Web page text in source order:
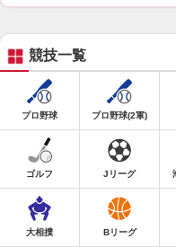
競技一覧
プロ野球 プロ野球(2軍)
ゴルフ Jリーグ
大相撲 Bリーグ